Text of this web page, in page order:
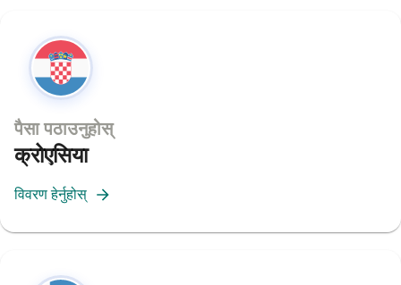
पैसा पठाउनुहोस्
क्रोएसिया
विवरण हेर्नुहोस्